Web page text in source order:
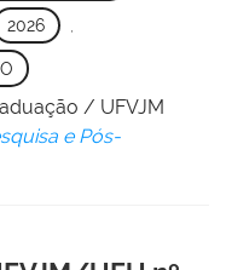
2026
/ UFVJM
e Pós-